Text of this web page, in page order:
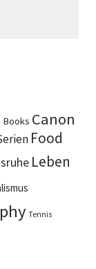
Books Canon
Food
Leben
Tennis